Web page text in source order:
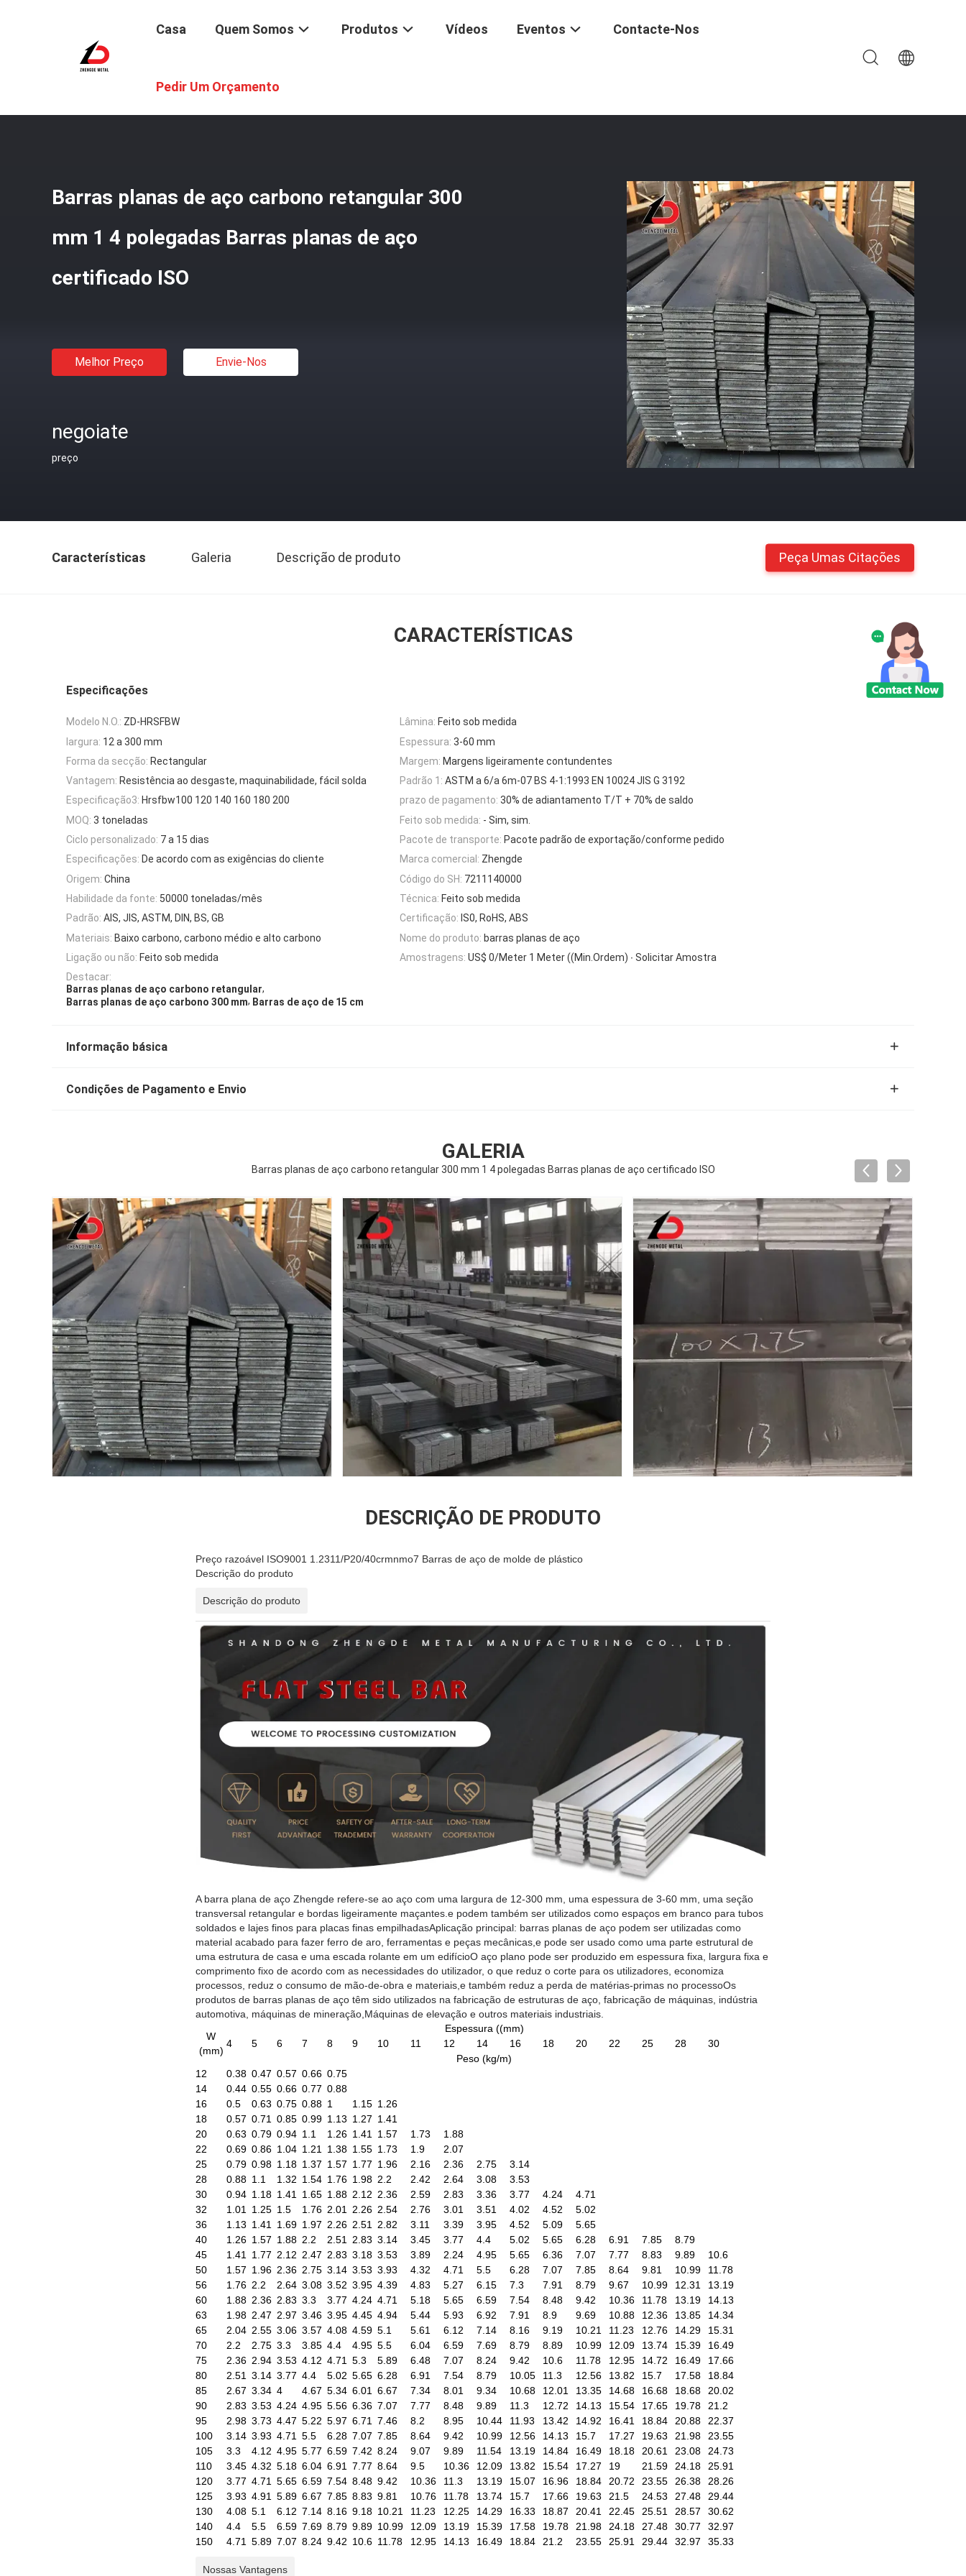
Casa Quem Somos Produtos Vídeos Eventos Contacte-Nos
Pedir Um Orçamento
Barras planas de aço carbono retangular 300
mm 1 4 polegadas Barras planas de aço
certificado ISO
Melhor Preço Envie-Nos
negoiate
preço
Características Galeria Descrição de produto Peça Umas Citações
CARACTERÍSTICAS
Especificações
Modelo N.O.: ZD-HRSFBW Lâmina: Feito sob medida
largura: 12 a 300 mm Espessura: 3-60 mm
Forma da secção: Rectangular Margem: Margens ligeiramente contundentes
Vantagem: Resistência ao desgaste, maquinabilidade, fácil solda Padrão 1: ASTM a 6/a 6m-07 BS 4-1:1993 EN 10024 JIS G 3192
Especificação3: Hrsfbw100 120 140 160 180 200 prazo de pagamento: 30% de adiantamento T/T + 70% de saldo
MOQ: 3 toneladas Feito sob medida: - Sim, sim.
Ciclo personalizado: 7 a 15 dias Pacote de transporte: Pacote padrão de exportação/conforme pedido
Especificações: De acordo com as exigências do cliente Marca comercial: Zhengde
Origem: China Código do SH: 7211140000
Habilidade da fonte: 50000 toneladas/mês Técnica: Feito sob medida
Padrão: AIS, JIS, ASTM, DIN, BS, GB Certificação: IS0, RoHS, ABS
Materiais: Baixo carbono, carbono médio e alto carbono Nome do produto: barras planas de aço
Ligação ou não: Feito sob medida Amostragens: US$ 0/Meter 1 Meter ((Min.Ordem) ∙ Solicitar Amostra
Destacar:
Barras planas de aço carbono retangular,
Barras planas de aço carbono 300 mm, Barras de aço de 15 cm
Informação básica
Condições de Pagamento e Envio
GALERIA
Barras planas de aço carbono retangular 300 mm 1 4 polegadas Barras planas de aço certificado ISO
DESCRIÇÃO DE PRODUTO
Preço razoável ISO9001 1.2311/P20/40crmnmo7 Barras de aço de molde de plástico
Descrição do produto
Descrição do produto
A barra plana de aço Zhengde refere-se ao aço com uma largura de 12-300 mm, uma espessura de 3-60 mm, uma seção
transversal retangular e bordas ligeiramente maçantes.e podem também ser utilizados como espaços em branco para tubos
soldados e lajes finos para placas finas empilhadasAplicação principal: barras planas de aço podem ser utilizadas como
material acabado para fazer ferro de aro, ferramentas e peças mecânicas,e pode ser usado como uma parte estrutural de
uma estrutura de casa e uma escada rolante em um edifícioO aço plano pode ser produzido em espessura fixa, largura fixa e
comprimento fixo de acordo com as necessidades do utilizador, o que reduz o corte para os utilizadores, economiza
processos, reduz o consumo de mão-de-obra e materiais,e também reduz a perda de matérias-primas no processoOs
produtos de barras planas de aço têm sido utilizados na fabricação de estruturas de aço, fabricação de máquinas, indústria
automotiva, máquinas de mineração,Máquinas de elevação e outros materiais industriais.
W
(mm)
Espessura ((mm)
4
5 6 7 8 9 10 11 12 14 16 18 20 22 25 28
30
Peso (kg/m)
12
0.38 0.47 0.57 0.66 0.75
14
0.44 0.55 0.66 0.77 0.88
16
0.5 0.63 0.75 0.88 1 1.15 1.26
18
0.57 0.71 0.85 0.99 1.13 1.27 1.41
20
0.63 0.79 0.94 1.1 1.26 1.41 1.57 1.73
1.88
22
0.69 0.86 1.04 1.21 1.38 1.55 1.73 1.9
2.07
25
0.79 0.98 1.18 1.37 1.57 1.77 1.96 2.16 2.36 2.75
3.14
28
0.88 1.1 1.32 1.54 1.76 1.98 2.2 2.42 2.64 3.08
3.53
30
0.94 1.18 1.41 1.65 1.88 2.12 2.36 2.59 2.83 3.36 3.77 4.24
4.71
32
1.01 1.25 1.5 1.76 2.01 2.26 2.54 2.76 3.01 3.51 4.02 4.52
5.02
36
1.13 1.41 1.69 1.97 2.26 2.51 2.82 3.11 3.39 3.95 4.52 5.09
5.65
40
1.26 1.57 1.88 2.2 2.51 2.83 3.14 3.45 3.77 4.4 5.02 5.65 6.28 6.91 7.85
8.79
45
1.41 1.77 2.12 2.47 2.83 3.18 3.53 3.89 2.24 4.95 5.65 6.36 7.07 7.77 8.83 9.89
10.6
50
1.57 1.96 2.36 2.75 3.14 3.53 3.93 4.32 4.71 5.5 6.28 7.07 7.85 8.64 9.81 10.99
11.78
56
1.76 2.2 2.64 3.08 3.52 3.95 4.39 4.83 5.27 6.15 7.3 7.91 8.79 9.67 10.99 12.31
13.19
60
1.88 2.36 2.83 3.3 3.77 4.24 4.71 5.18 5.65 6.59 7.54 8.48 9.42 10.36 11.78 13.19
14.13
63
1.98 2.47 2.97 3.46 3.95 4.45 4.94 5.44 5.93 6.92 7.91 8.9 9.69 10.88 12.36 13.85
14.34
65
2.04 2.55 3.06 3.57 4.08 4.59 5.1 5.61 6.12 7.14 8.16 9.19 10.21 11.23 12.76 14.29
15.31
70
2.2 2.75 3.3 3.85 4.4 4.95 5.5 6.04 6.59 7.69 8.79 8.89 10.99 12.09 13.74 15.39
16.49
75
2.36 2.94 3.53 4.12 4.71 5.3 5.89 6.48 7.07 8.24 9.42 10.6 11.78 12.95 14.72 16.49
17.66
80
2.51 3.14 3.77 4.4 5.02 5.65 6.28 6.91 7.54 8.79 10.05 11.3 12.56 13.82 15.7 17.58
18.84
85
2.67 3.34 4 4.67 5.34 6.01 6.67 7.34 8.01 9.34 10.68 12.01 13.35 14.68 16.68 18.68
20.02
90
2.83 3.53 4.24 4.95 5.56 6.36 7.07 7.77 8.48 9.89 11.3 12.72 14.13 15.54 17.65 19.78
21.2
95
2.98 3.73 4.47 5.22 5.97 6.71 7.46 8.2 8.95 10.44 11.93 13.42 14.92 16.41 18.84 20.88
22.37
100
3.14 3.93 4.71 5.5 6.28 7.07 7.85 8.64 9.42 10.99 12.56 14.13 15.7 17.27 19.63 21.98
23.55
105
3.3 4.12 4.95 5.77 6.59 7.42 8.24 9.07 9.89 11.54 13.19 14.84 16.49 18.18 20.61 23.08
24.73
110
3.45 4.32 5.18 6.04 6.91 7.77 8.64 9.5 10.36 12.09 13.82 15.54 17.27 19 21.59 24.18
25.91
120
3.77 4.71 5.65 6.59 7.54 8.48 9.42 10.36 11.3 13.19 15.07 16.96 18.84 20.72 23.55 26.38
28.26
125
3.93 4.91 5.89 6.67 7.85 8.83 9.81 10.76 11.78 13.74 15.7 17.66 19.63 21.5 24.53 27.48
29.44
130
4.08 5.1 6.12 7.14 8.16 9.18 10.21 11.23 12.25 14.29 16.33 18.87 20.41 22.45 25.51 28.57
30.62
140
4.4 5.5 6.59 7.69 8.79 9.89 10.99 12.09 13.19 15.39 17.58 19.78 21.98 24.18 27.48 30.77
32.97
150
4.71 5.89 7.07 8.24 9.42 10.6 11.78 12.95 14.13 16.49 18.84 21.2 23.55 25.91 29.44 32.97 35.33
Nossas Vantagens